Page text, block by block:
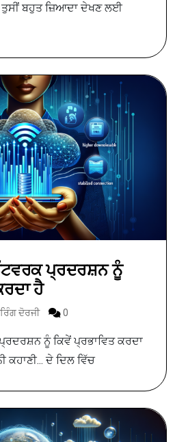
ਬਹੁਤ ਜ਼ਿਆਦਾ ਦੇਖਣ ਲਈ
ਪ੍ਰਦਰਸ਼ਨ ਨੂੰ
ਹੈ
ਦੋਰਜੀ 0
ਨੂੰ ਕਿਵੇਂ ਪ੍ਰਭਾਵਿਤ ਕਰਦਾ
ਕਹਾਣੀ... ਦੇ ਦਿਲ ਵਿੱਚ